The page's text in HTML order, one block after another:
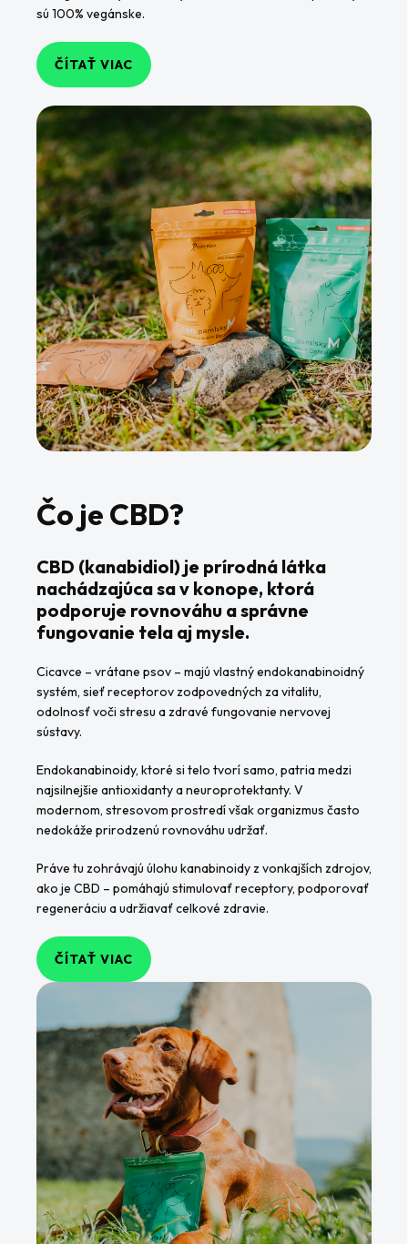
sú 100% vegánske.
ČÍTAŤ VIAC
Čo je CBD?
CBD (kanabidiol) je prírodná látka
nachádzajúca sa v konope, ktorá
podporuje rovnováhu a správne
fungovanie tela aj mysle.
Cicavce – vrátane psov – majú vlastný endokanabinoidný
systém, sieť receptorov zodpovedných za vitalitu,
odolnosť voči stresu a zdravé fungovanie nervovej
sústavy.
Endokanabinoidy, ktoré si telo tvorí samo, patria medzi
najsilnejšie antioxidanty a neuroprotektanty. V
modernom, stresovom prostredí však organizmus často
nedokáže prirodzenú rovnováhu udržať.
Práve tu zohrávajú úlohu kanabinoidy z vonkajších zdrojov,
ako je CBD – pomáhajú stimulovať receptory, podporovať
regeneráciu a udržiavať celkové zdravie.
ČÍTAŤ VIAC